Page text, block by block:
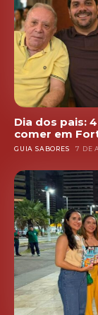
Dia dos pais:
comer em
GUIA SABORES 7 DE